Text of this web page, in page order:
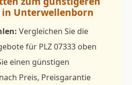
in Unterwellenborn
Vergleichen Sie die
für PLZ 07333 oben
einen günstigen
Preis, Preisgarantie